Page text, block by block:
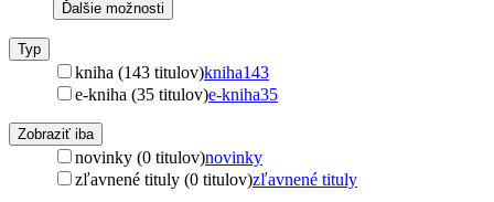
Ďalšie možnosti
Typ
kniha (143 titulov)kniha143
e-kniha (35 titulov)e-kniha35
Zobraziť iba
novinky (0 titulov)novinky
zľavnené tituly (0 titulov)zľavnené tituly